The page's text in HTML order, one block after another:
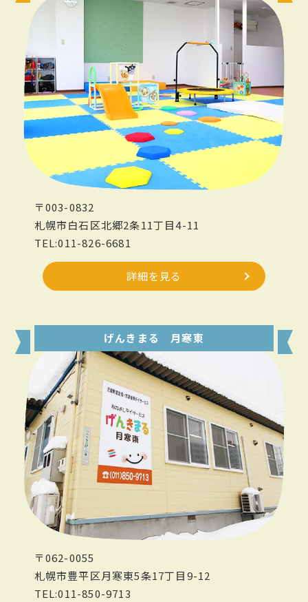
〒003-0832
札幌市白石区北郷2条11丁目4-11
TEL:011-826-6681
詳細を見る
げんきまる 月寒東
〒062-0055
札幌市豊平区月寒東5条17丁目9-12
TEL:011-850-9713